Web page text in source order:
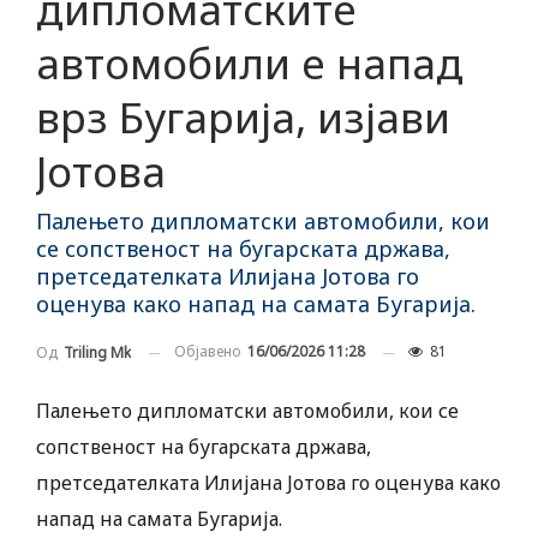
автомобили е напад
врз Бугарија, изјави
Јотова
Палењето дипломатски автомобили, кои
се сопственост на бугарската држава,
претседателката Илијана Јотова го
оценува како напад на самата Бугарија.
Од Triling Mk Објавено 16/06/2026 11:28 81
Палењето дипломатски автомобили, кои се
сопственост на бугарската држава,
претседателката Илијана Јотова го оценува како
напад на самата Бугарија.